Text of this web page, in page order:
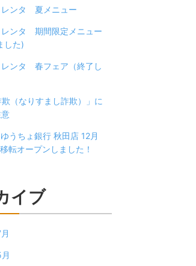
ンタ 夏メニュー
ンタ 期間限定メニュー
した)
ンタ 春フェア（終了し
欺（なりすまし詐欺）」に
うちょ銀行 秋田店 12月
転オープンしました！
イブ